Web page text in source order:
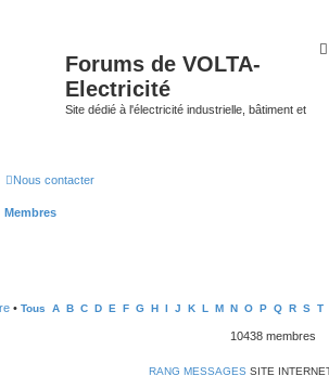
Forums de VOLTA-
Electricité
Site dédié à l'électricité industrielle, bâtiment et
Nous contacter
Membres
• Tous A B C D E F G H I J K L M N O P Q R S T
10438 membres
RANG MESSAGES SITE